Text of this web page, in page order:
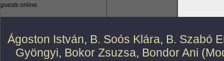
guests online.
Ágoston István, B. Soós Klára, B. Szabó
Gyöngyi, Bokor Zsuzsa, Bondor Ani